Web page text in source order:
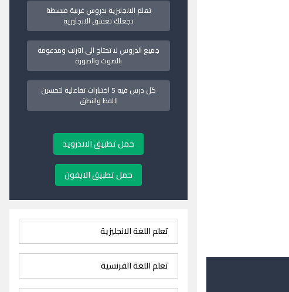
تعلم الانجليزية بدروس عربية مبسطة
تجعلك تعشق الانجليزية
جميع الدروس لا تحتاج الى انترنت ومدعومة
بالصوت والصورة
كل درس فيه 5 اختبارات تفاعلية لتحسين
اللفظ والنطق
حمل تطبيق الاندرويد
حمل تطبيق الايفون
تعلم اللغة الانجليزية
تعلم اللغة الفرنسية